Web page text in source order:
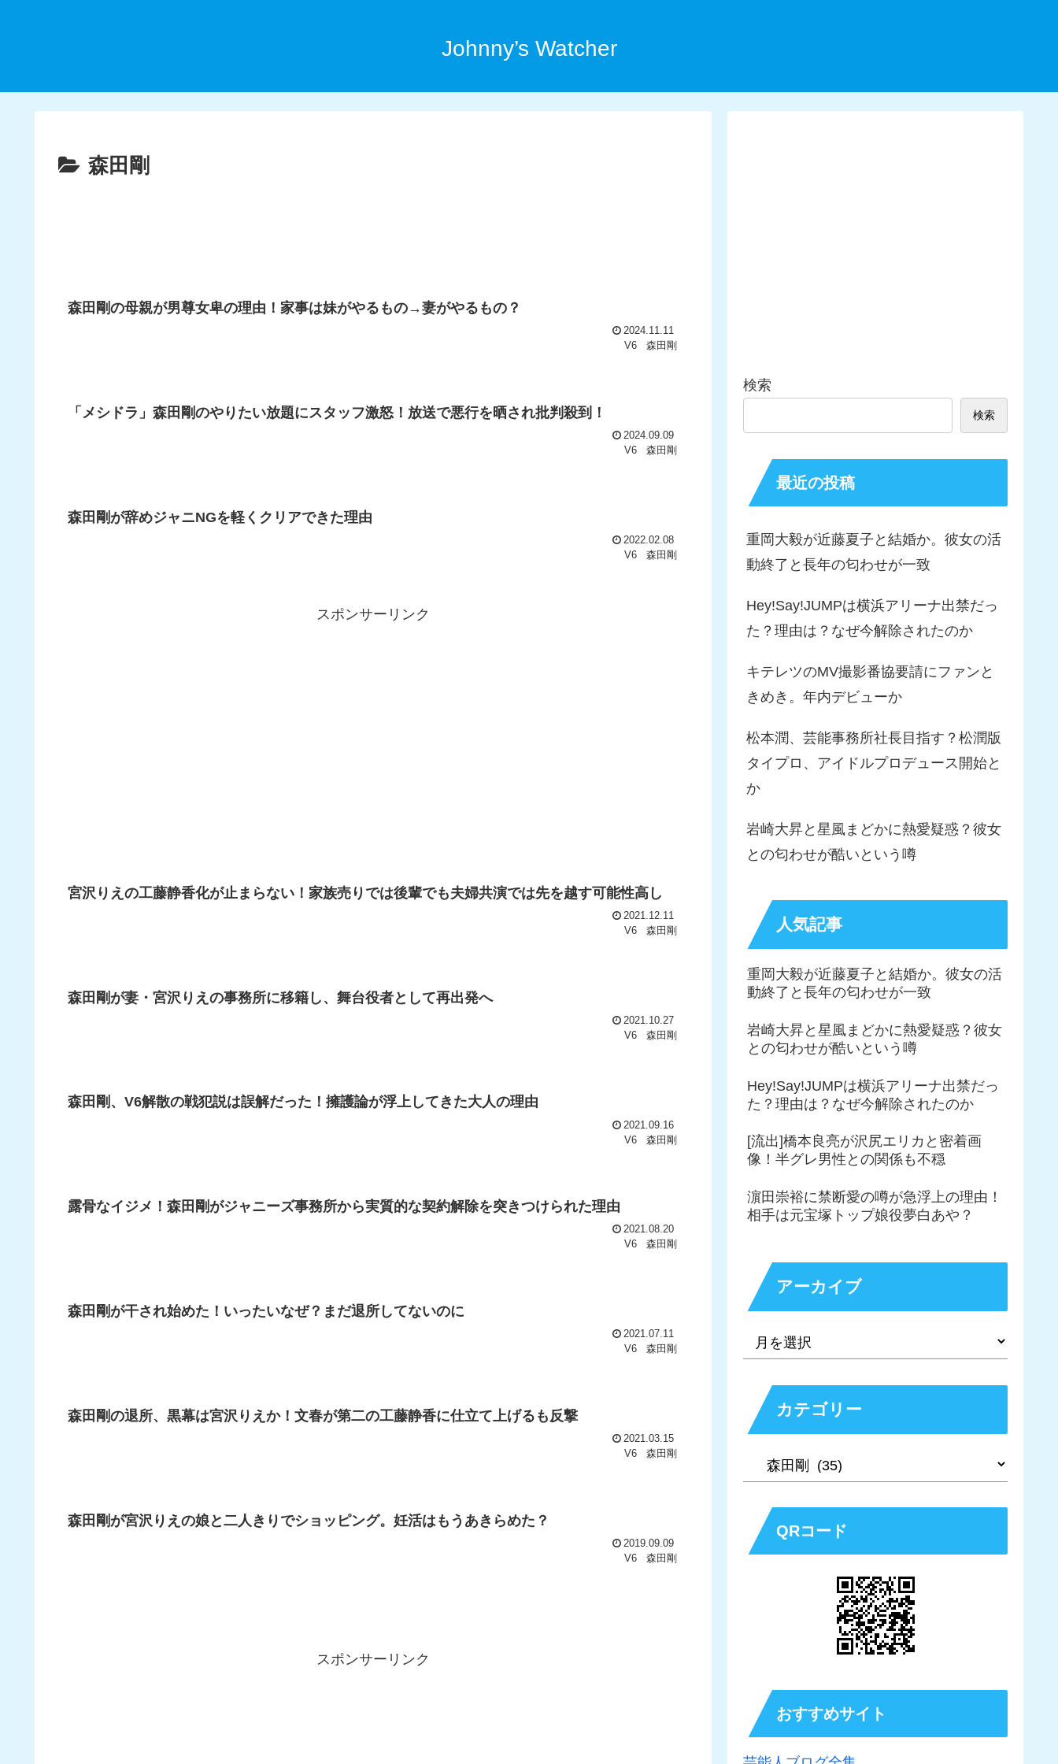
Johnny’s Watcher
森田剛
森田剛の母親が男尊女卑の理由！家事は妹がやるもの→妻がやるもの？
2024.11.11
V6
森田剛
「メシドラ」森田剛のやりたい放題にスタッフ激怒！放送で悪行を晒され批判殺到！
2024.09.09
V6
森田剛
森田剛が辞めジャニNGを軽くクリアできた理由
2022.02.08
V6
森田剛
スポンサーリンク
宮沢りえの工藤静香化が止まらない！家族売りでは後輩でも夫婦共演では先を越す可能性高し
2021.12.11
V6
森田剛
森田剛が妻・宮沢りえの事務所に移籍し、舞台役者として再出発へ
2021.10.27
V6
森田剛
森田剛、V6解散の戦犯説は誤解だった！擁護論が浮上してきた大人の理由
2021.09.16
V6
森田剛
露骨なイジメ！森田剛がジャニーズ事務所から実質的な契約解除を突きつけられた理由
2021.08.20
V6
森田剛
森田剛が干され始めた！いったいなぜ？まだ退所してないのに
2021.07.11
V6
森田剛
森田剛の退所、黒幕は宮沢りえか！文春が第二の工藤静香に仕立て上げるも反撃
2021.03.15
V6
森田剛
森田剛が宮沢りえの娘と二人きりでショッピング。妊活はもうあきらめた？
2019.09.09
V6
森田剛
スポンサーリンク
検索
検索
最近の投稿
重岡大毅が近藤夏子と結婚か。彼女の活
動終了と長年の匂わせが一致
Hey!Say!JUMPは横浜アリーナ出禁だっ
た？理由は？なぜ今解除されたのか
キテレツのMV撮影番協要請にファンと
きめき。年内デビューか
松本潤、芸能事務所社長目指す？松潤版
タイプロ、アイドルプロデュース開始と
か
岩崎大昇と星風まどかに熱愛疑惑？彼女
との匂わせが酷いという噂
人気記事
重岡大毅が近藤夏子と結婚か。彼女の活
動終了と長年の匂わせが一致
岩崎大昇と星風まどかに熱愛疑惑？彼女
との匂わせが酷いという噂
Hey!Say!JUMPは横浜アリーナ出禁だっ
た？理由は？なぜ今解除されたのか
[流出]橋本良亮が沢尻エリカと密着画
像！半グレ男性との関係も不穏
濵田崇裕に禁断愛の噂が急浮上の理由！
相手は元宝塚トップ娘役夢白あや？
アーカイブ
カテゴリー
QRコード
おすすめサイト